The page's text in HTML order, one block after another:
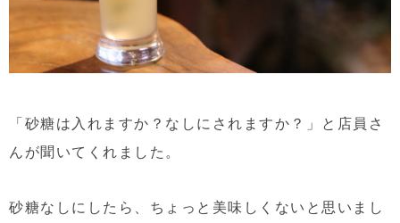
「砂糖は入れますか？なしにされますか？」と店員さ
んが聞いてくれました。
砂糖なしにしたら、ちょっと美味しくないと思いまし